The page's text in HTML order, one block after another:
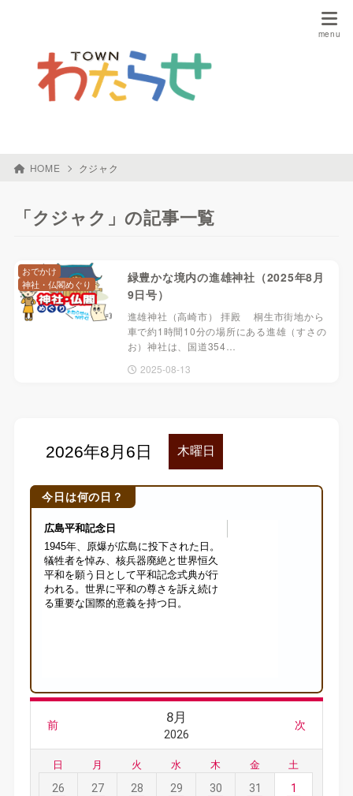
HOME クジャク
「クジャク」の記事一覧
緑豊かな境内の進雄神社（2025年8月
9日号）
進雄神社（高崎市） 拝殿 桐生市街地から
車で約1時間10分の場所にある進雄（すさの
お）神社は、国道354…
2025-08-13
おでかけ
神社・仏閣めぐり
今日は何の日？